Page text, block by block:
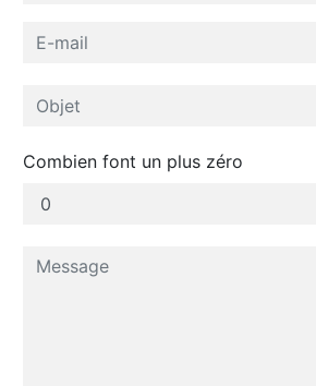
Combien font un plus zéro